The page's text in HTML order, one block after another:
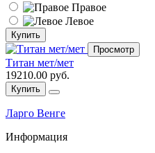
Правое
Левое
Купить
Просмотр
Титан мет/мет
19210.00 руб.
Купить
Ларго Венге
Информация